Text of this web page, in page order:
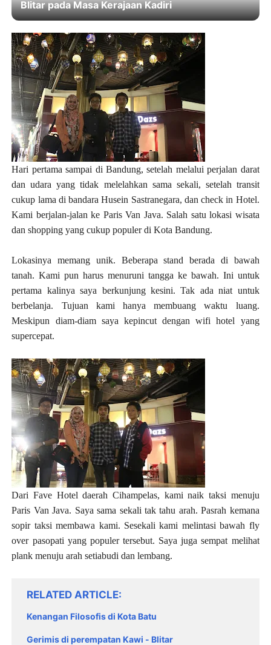
Blitar pada Masa Kerajaan Kadiri
Hari pertama sampai di Bandung, setelah melalui perjalan darat
dan udara yang tidak melelahkan sama sekali, setelah transit
cukup lama di bandara Husein Sastranegara, dan check in Hotel.
Kami berjalan-jalan ke Paris Van Java. Salah satu lokasi wisata
dan shopping yang cukup populer di Kota Bandung.
Lokasinya memang unik. Beberapa stand berada di bawah
tanah. Kami pun harus menuruni tangga ke bawah. Ini untuk
pertama kalinya saya berkunjung kesini. Tak ada niat untuk
berbelanja. Tujuan kami hanya membuang waktu luang.
Meskipun diam-diam saya kepincut dengan wifi hotel yang
supercepat.
Dari Fave Hotel daerah Cihampelas, kami naik taksi menuju
Paris Van Java. Saya sama sekali tak tahu arah. Pasrah kemana
sopir taksi membawa kami. Sesekali kami melintasi bawah fly
over pasopati yang populer tersebut. Saya juga sempat melihat
plank menuju arah setiabudi dan lembang.
RELATED ARTICLE
Kenangan Filosofis di Kota Batu
Gerimis di perempatan Kawi - Blitar